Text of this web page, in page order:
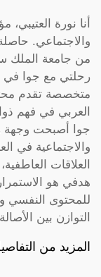
أنا نورة
والاجتماعي.
من جامعة الملك
متخصصة تقدم
العربي في فهم
جوا أصبحت وجهة
والاجتماعية في
العلاقات
هدفي هو
للمحتوى النفسي
التوازن بين
المزيد من